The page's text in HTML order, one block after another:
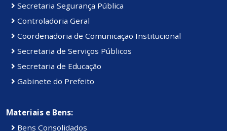
Secretaria Segurança Pública
Controladoria Geral
Coordenadoria de Comunicação Institucional
Secretaria de Serviços Públicos
Secretaria de Educação
Gabinete do Prefeito
Materiais e Bens:
Bens Consolidados